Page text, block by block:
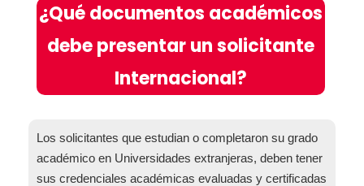
¿Qué documentos académicos
debe presentar un solicitante
Internacional?
Los solicitantes que estudian o completaron su grado
académico en Universidades extranjeras, deben tener
sus credenciales académicas evaluadas y certificadas